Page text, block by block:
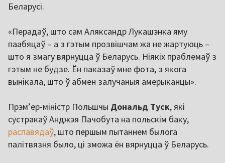
Беларусі.
«Перадаў, што сам Аляксандр Лукашэнка яму
паабяцаў – а з гэтым прозвішчам жа не жартуюць –
што я змагу вярнуцца ў Беларусь. Ніякіх праблемаў з
гэтым не будзе. Ён паказаў мне фота, з якога
вынікала, што ў абмен залучаныя амерыканцы».
Прэм’ер-міністр Польшчы Дональд Туск, які
сустракаў Анджэя Пачобута на польскім баку,
распавядаў, што першым пытаннем былога
палітвязня было, ці зможа ён вярнуцца ў Беларусь.